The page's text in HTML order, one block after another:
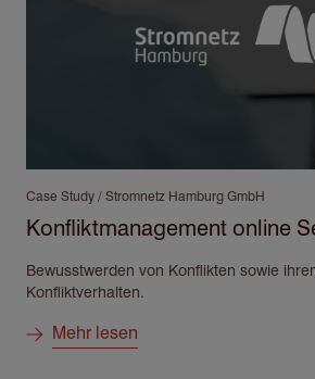
Case Study / Stromnetz Hamburg GmbH
Konfliktmanagement online
Bewusstwerden von Konflikten sowie
Konfliktverhalten.
Mehr lesen